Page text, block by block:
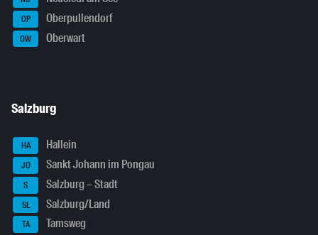
OP Oberpullendorf
OW Oberwart
Salzburg
HA Hallein
JO Sankt Johann im Pongau
S Salzburg – Stadt
SL Salzburg/Land
TA Tamsweg